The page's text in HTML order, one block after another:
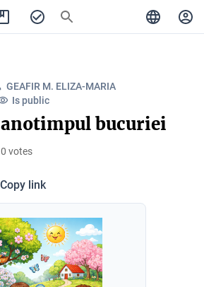
GEAFIR M. ELIZA-MARIA
Is public
bucuriei
0 votes
Copy link